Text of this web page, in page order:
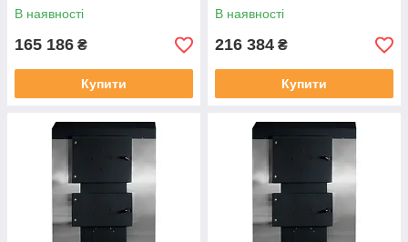
В наявності
165 186 ₴
Купити
В наявності
216 384 ₴
Купити